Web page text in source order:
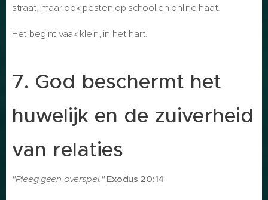
straat, maar ook pesten op school en online haat.
Het begint vaak klein, in het hart.
7. God beschermt het
huwelijk en de zuiverheid
van relaties
"Pleeg geen overspel." Exodus 20:14